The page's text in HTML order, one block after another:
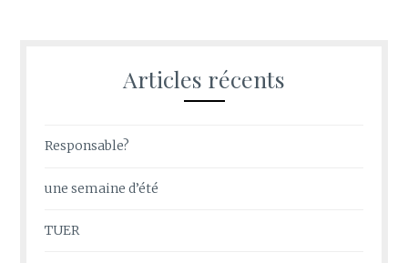
Articles récents
Responsable?
une semaine d’été
TUER